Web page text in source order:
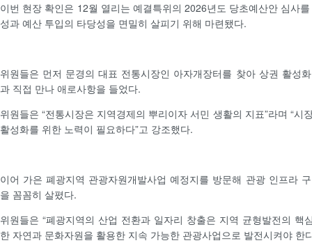
이번 현장 확인은 12월 열리는 예결특위의 2026년도 당초예산안 심사
성과 예산 투입의 타당성을 면밀히 살피기 위해 마련됐다.
위원들은 먼저 문경의 대표 전통시장인 아자개장터를 찾아 상권 활성
과 직접 만나 애로사항을 들었다.
위원들은 “전통시장은 지역경제의 뿌리이자 서민 생활의 지표”라며 “시
활성화를 위한 노력이 필요하다”고 강조했다.
이어 가은 폐광지역 관광자원개발사업 예정지를 방문해 관광 인프라
을 꼼꼼히 살폈다.
위원들은 “폐광지역의 산업 전환과 일자리 창출은 지역 균형발전의 핵
한 자연과 문화자원을 활용한 지속 가능한 관광사업으로 발전시켜야 한